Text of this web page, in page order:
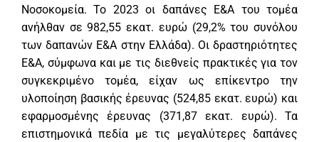
Νοσοκομεία. Το 2023 οι δαπάνες Ε&Α του τομέα
ανήλθαν σε 982,55 εκατ. ευρώ (29,2% του συνόλου
των δαπανών Ε&Α στην Ελλάδα). Οι δραστηριότητες
Ε&Α, σύμφωνα και με τις διεθνείς πρακτικές για τον
συγκεκριμένο τομέα, είχαν ως επίκεντρο την
υλοποίηση βασικής έρευνας (524,85 εκατ. ευρώ) και
εφαρμοσμένης έρευνας (371,87 εκατ. ευρώ). Τα
επιστημονικά πεδία με τις μεγαλύτερες δαπάνες